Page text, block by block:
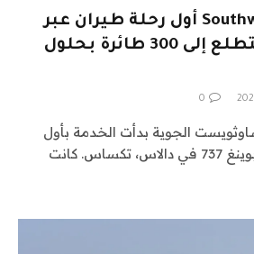
تطلق شركة Southwest أول رحلة طيران عبر
Starlink Wi-Fi، وتتطلع إلى 300 طائرة بحلول
0
ساوثويست الجوية بدأت الخدمة بأول
جهاز مجهز بـ Starlink بوينغ 737 في دالاس، تكساس. كانت